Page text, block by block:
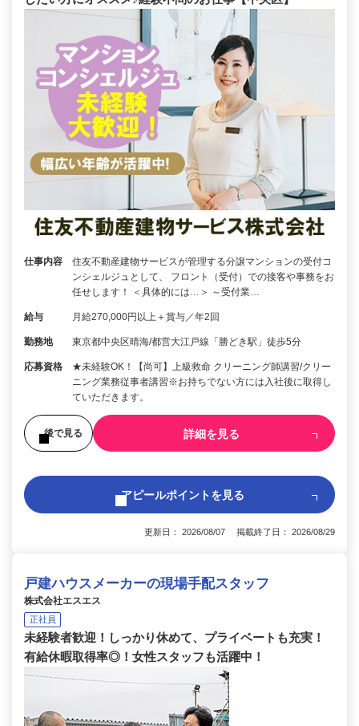
仕事内容
住友不動産建物サービスが管理する分譲マンションの受付コ
ンシェルジュとして、 フロント（受付）での接客や事務をお
任せします！ ＜具体的には…＞ ～受付業…
給与 月給270,000円以上＋賞与／年2回
勤務地 東京都中央区晴海/都営大江戸線「勝どき駅」徒歩5分
応募資格
★未経験OK！【尚可】上級救命 クリーニング師講習/クリー
ニング業務従事者講習※お持ちでない方には入社後に取得し
ていただきます。
後で見る 詳細を見る
アピールポイントを見る
更新日： 2026/08/07 掲載終了日： 2026/08/29
戸建ハウスメーカーの現場手配スタッフ
株式会社エスエス
正社員
未経験者歓迎！しっかり休めて、プライベートも充実！
有給休暇取得率◎！女性スタッフも活躍中！